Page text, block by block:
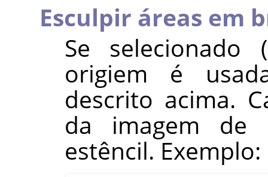
Esculpir áreas em
Se selecionado
origiem é
descrito acima.
da imagem de
estêncil. Exemplo: